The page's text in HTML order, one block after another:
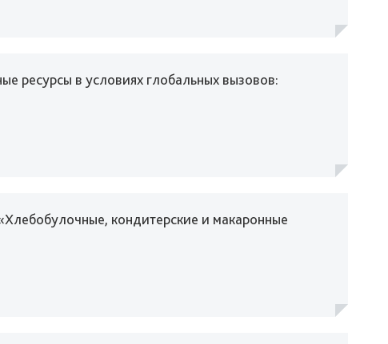
ресурсы в условиях глобальных вызовов:
кондитерские и макаронные